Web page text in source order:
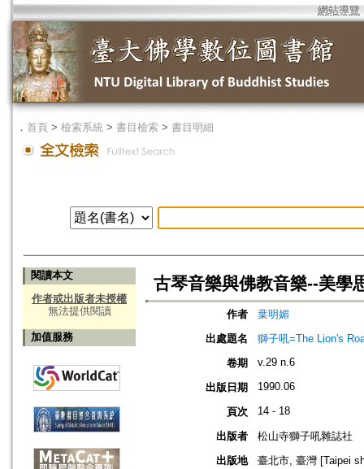
網站導覽
． 首頁 > 檢索系統 > 書目檢索 > 書目明細
閱讀本文
作者或出版者未授權
無法提供閱讀
加值服務
古琴音樂與佛教音樂--美學
作者
葉明媚
出處題名
獅子吼=The Lion's
卷期
v.29 n.6
出版日期 1990.06
頁次 14 - 18
出版者
松山寺獅子吼雜誌社
出版地
臺北市, 臺灣 [Taipei